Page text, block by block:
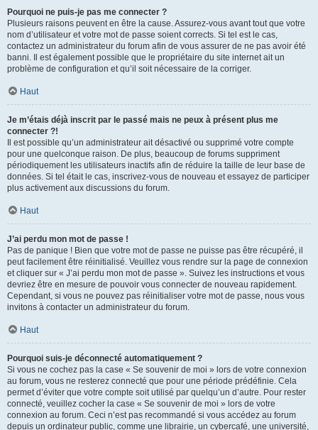
Pourquoi ne puis-je pas me connecter ?
Plusieurs raisons peuvent en être la cause. Assurez-vous avant tout que votre
nom d’utilisateur et votre mot de passe soient corrects. Si tel est le cas,
contactez un administrateur du forum afin de vous assurer de ne pas avoir été
banni. Il est également possible que le propriétaire du site internet ait un
problème de configuration et qu’il soit nécessaire de la corriger.
Haut
Je m’étais déjà inscrit par le passé mais ne peux à présent plus me
connecter ?!
Il est possible qu’un administrateur ait désactivé ou supprimé votre compte
pour une quelconque raison. De plus, beaucoup de forums suppriment
périodiquement les utilisateurs inactifs afin de réduire la taille de leur base de
données. Si tel était le cas, inscrivez-vous de nouveau et essayez de participer
plus activement aux discussions du forum.
Haut
J’ai perdu mon mot de passe !
Pas de panique ! Bien que votre mot de passe ne puisse pas être récupéré, il
peut facilement être réinitialisé. Veuillez vous rendre sur la page de connexion
et cliquer sur « J’ai perdu mon mot de passe ». Suivez les instructions et vous
devriez être en mesure de pouvoir vous connecter de nouveau rapidement.
Cependant, si vous ne pouvez pas réinitialiser votre mot de passe, nous vous
invitons à contacter un administrateur du forum.
Haut
Pourquoi suis-je déconnecté automatiquement ?
Si vous ne cochez pas la case « Se souvenir de moi » lors de votre connexion
au forum, vous ne resterez connecté que pour une période prédéfinie. Cela
permet d’éviter que votre compte soit utilisé par quelqu’un d’autre. Pour rester
connecté, veuillez cocher la case « Se souvenir de moi » lors de votre
connexion au forum. Ceci n’est pas recommandé si vous accédez au forum
depuis un ordinateur public, comme une librairie, un cybercafé, une université,